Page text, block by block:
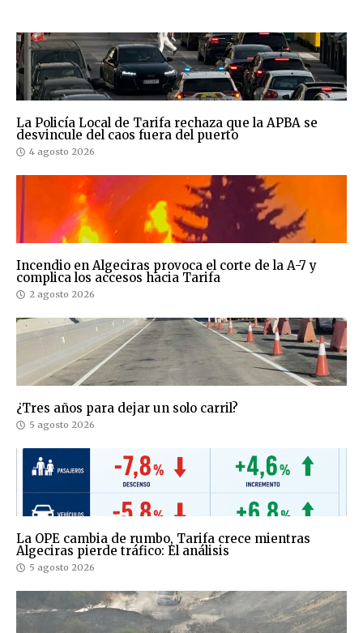
La Policía Local de Tarifa rechaza que la APBA se
desvincule del caos fuera del puerto
4 agosto 2026
Incendio en Algeciras provoca el corte de la A-7 y
complica los accesos hacia Tarifa
2 agosto 2026
¿Tres años para dejar un solo carril?
5 agosto 2026
La OPE cambia de rumbo, Tarifa crece mientras
Algeciras pierde tráfico: El análisis
5 agosto 2026